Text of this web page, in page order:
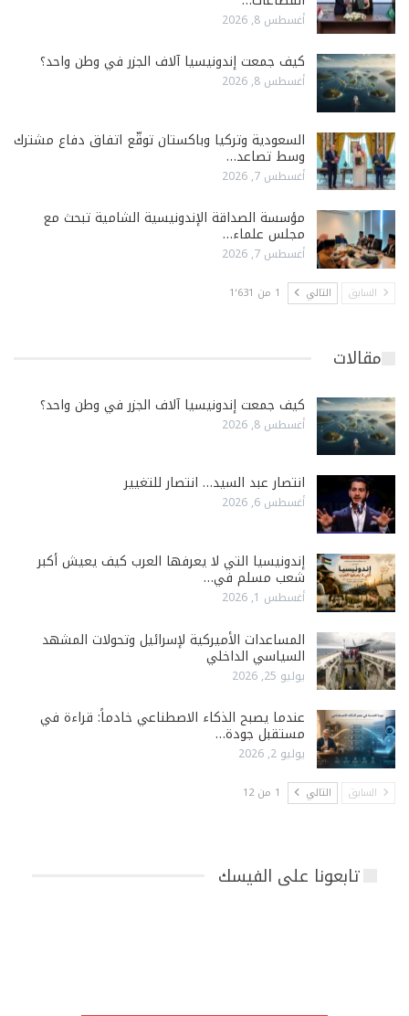
أغسطس 8, 2026
كيف جمعت إندونيسيا آلاف الجزر في وطن واحد؟
أغسطس 8, 2026
السعودية وتركيا وباكستان توقّع اتفاق دفاع مشترك
وسط تصاعد…
أغسطس 7, 2026
مؤسسة الصداقة الإندونيسية الشامية تبحث مع
مجلس علماء…
أغسطس 7, 2026
السابق التالي 1 من 1٬631
مقالات
كيف جمعت إندونيسيا آلاف الجزر في وطن واحد؟
أغسطس 8, 2026
انتصار عبد السيد… انتصار للتغيير
أغسطس 6, 2026
إندونيسيا التي لا يعرفها العرب كيف يعيش أكبر
شعب مسلم في…
أغسطس 1, 2026
المساعدات الأميركية لإسرائيل وتحولات المشهد
السياسي الداخلي
يوليو 25, 2026
عندما يصبح الذكاء الاصطناعي خادماً: قراءة في
مستقبل جودة…
يوليو 2, 2026
السابق التالي 1 من 12
تابعونا على الفيسك